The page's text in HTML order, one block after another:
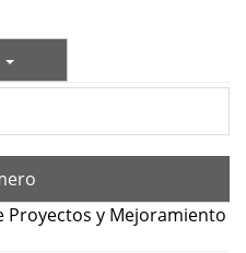
Proyectos y Mejoramiento